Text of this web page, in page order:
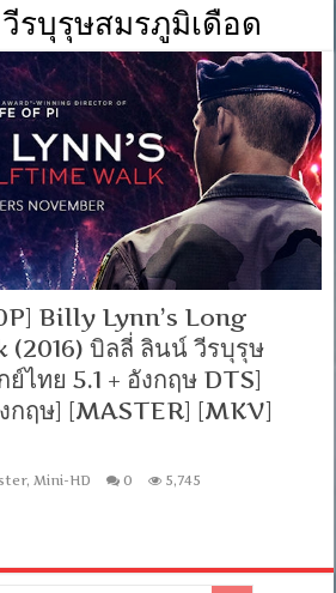
วีรบุรุษสมรภูมิเดือด
Billy Lynn’s Long
บิลลี่ ลินน์ วีรบุรุษ
ไทย 5.1 + อังกฤษ DTS]
กฤษ] [MASTER] [MKV]
,Mini-HD 0 5,745